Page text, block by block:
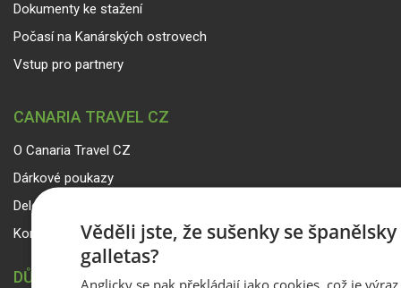
Dokumenty ke stažení
Počasí na Kanárských ostrovech
Vstup pro partnery
CANARIA TRAVEL CZ
O Canaria Travel CZ
Dárkové poukazy
Delegáti
Kontakty
DŮLEŽITÉ INFORMACE
Věděli jste, že sušenky se
galletas?
Anglicky se pak překládají jako cookies, což je